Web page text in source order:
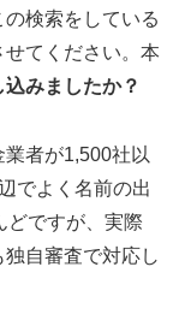
検索をしている
てください。本
みましたか？
者が1,500社以
でよく名前の出
どですが、実際
自審査で対応し